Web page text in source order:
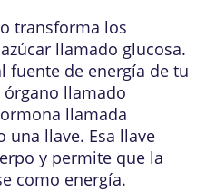
transforma los
llamado glucosa.
fuente de energía de tu
llamado
llamada
una llave. Esa llave
y permite que la
como energía.